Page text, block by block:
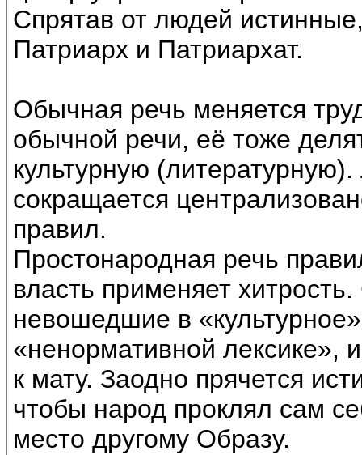
Спрятав от людей
Патриарх и Патриархат.
Обычная речь меняется
обычной речи, её тоже
культурную
сокращается
правил.
Простонародная речь
власть применяет
невошедшие в
«ненормативной лексике»,
к мату. Заодно прячется
чтобы народ проклял сам
место другому Образу.